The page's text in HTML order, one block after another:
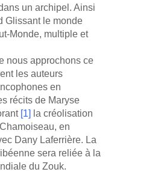
un archipel. Ainsi
Glissant le monde
Monde, multiple et
nous approchons ce
les auteurs
en
récits de Maryse
[1] la créolisation
en
Dany Laferrière. La
sera reliée à la
du Zouk.